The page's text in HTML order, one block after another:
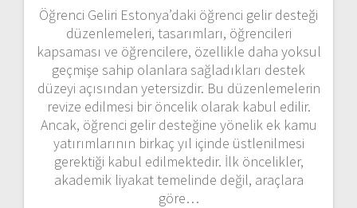
Öğrenci Geliri Estonya’daki öğrenci gelir desteği
düzenlemeleri, tasarımları, öğrencileri
kapsaması ve öğrencilere, özellikle daha yoksul
geçmişe sahip olanlara sağladıkları destek
düzeyi açısından yetersizdir. Bu düzenlemelerin
revize edilmesi bir öncelik olarak kabul edilir.
Ancak, öğrenci gelir desteğine yönelik ek kamu
yatırımlarının birkaç yıl içinde üstlenilmesi
gerektiği kabul edilmektedir. İlk öncelikler,
akademik liyakat temelinde değil, araçlara
göre…